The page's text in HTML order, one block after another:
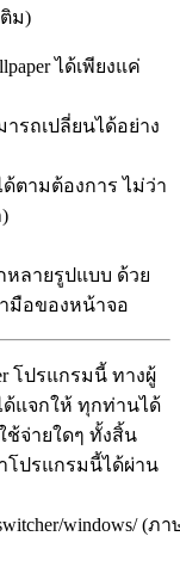
ติม)
ได้เพียงแค่
ารถเปลี่ยนได้อย่าง
ตามต้องการ ไม่ว่า
ลายรูปแบบ ด้วย
มือของหน้าจอ
โปรแกรมนี้ ทางผู้
ด้แจกให้ ทุกท่านได้
ช้จ่ายใดๆ ทั้งสิ้น
ปรแกรมนี้ได้ผ่าน
windows/ (ภา